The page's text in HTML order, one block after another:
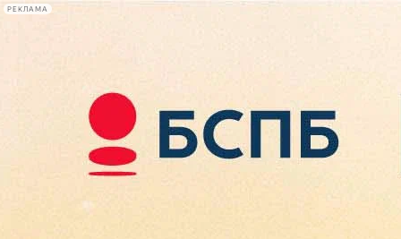
РЕКЛАМА
Сегодня:
2026.08.08
22:32
Афиша Plus